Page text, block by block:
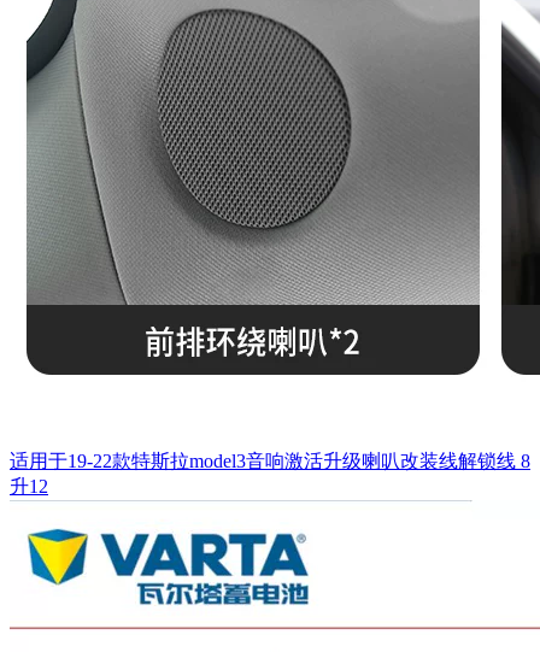
适用于19-22款特斯拉model3音响激活升级喇叭改装线解锁线 8
升12